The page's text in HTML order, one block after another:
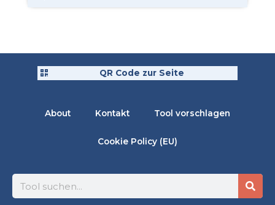
QR Code zur Seite
About Kontakt Tool vorschlagen
Cookie Policy (EU)